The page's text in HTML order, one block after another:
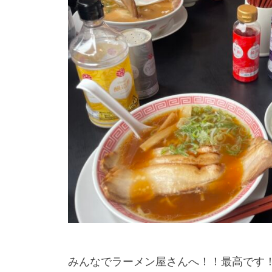
店
z
u
m
みんなでラーメン屋さんへ！！最高です